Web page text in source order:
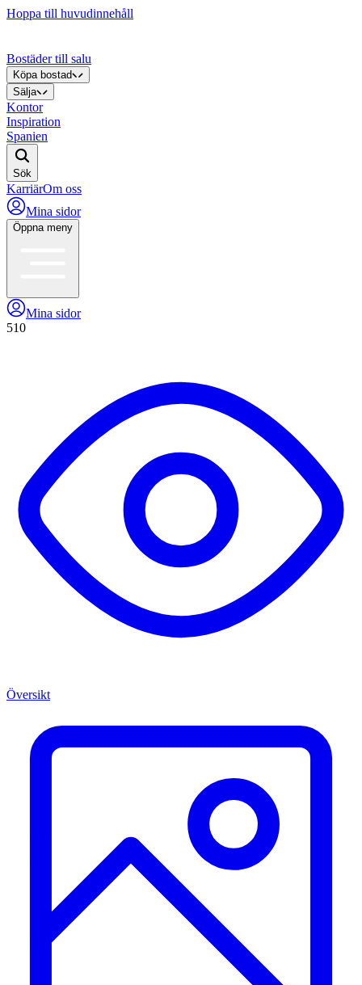
Hoppa till huvudinnehåll
Bostäder till salu
Köpa bostad
Sälja
Kontor
Inspiration
Spanien
Sök
KarriärOm oss
Mina sidor
Öppna meny
Mina sidor
510
Översikt